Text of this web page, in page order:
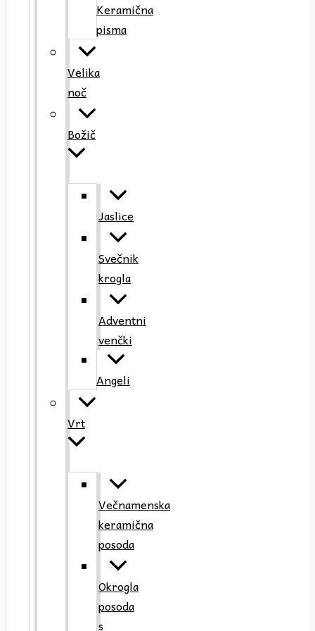
Keramična
pisma
Velika
noč
Božič
Jaslice
Svečnik
krogla
Adventni
venčki
Angeli
Vrt
Večnamenska
keramična
posoda
Okrogla
posoda
s